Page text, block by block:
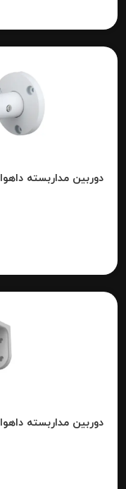
دوربین مداربسته داهوا DH-HAC-HFW1200CMP
دوربین مداربسته داهوا DH-HAC-PT1200AP-IL-A